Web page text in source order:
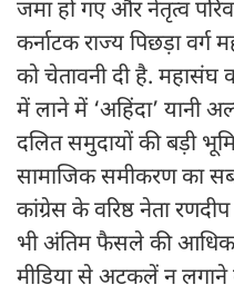
जमा हो गए और नेतृत्व
कर्नाटक राज्य पिछड़ा वर्ग
को चेतावनी दी है. महासंघ
में लाने में ‘अहिंदा’ यानी
दलित समुदायों की बड़ी
सामाजिक समीकरण का
कांग्रेस के वरिष्ठ नेता
भी अंतिम फैसले की
मीडिया से अटकलें न